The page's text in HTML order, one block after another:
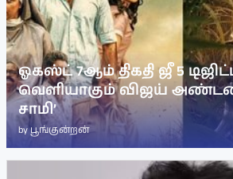
ஓகஸ்ட் 7ஆம் திகதி ஜீ 5
வெளியாகும் விஜய்
சாமி’
byபூங்குன்றன்